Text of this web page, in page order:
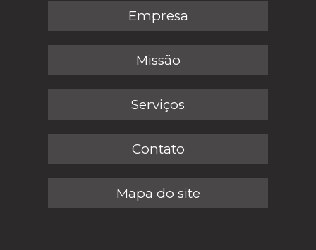
Empresa
Missão
Serviços
Contato
Mapa do site